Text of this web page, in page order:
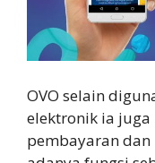
OVO selain
elektronik ia
pembayaran dan